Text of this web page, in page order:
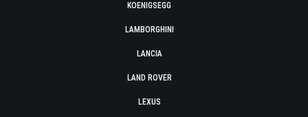
KOENIGSEGG
LAMBORGHINI
LANCIA
LAND ROVER
LEXUS